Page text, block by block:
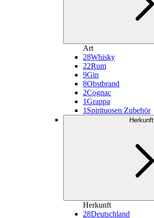
Art
28Whisky
22Rum
9Gin
8Obstbrand
2Cognac
1Grappa
1 Spirituosen Zubehör
Herkunft
Herkunft
28Deutschland